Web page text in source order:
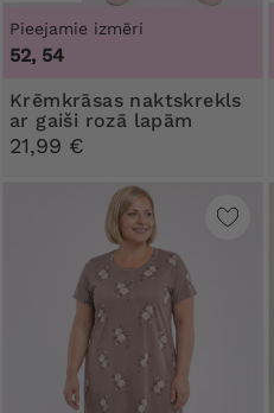
Pieejamie izmēri
52, 54
Krēmkrāsas naktskrekls
ar gaiši rozā lapām
21,99 €